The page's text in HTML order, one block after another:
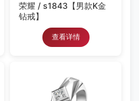
荣耀 / s1843【男款K金
钻戒】
查看详情